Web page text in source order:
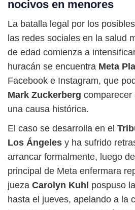
nocivos en menores
La batalla legal por los
las redes sociales en la salud
de edad comienza a
huracán se encuentra Meta
Facebook e Instagram, que
Mark Zuckerberg comparecer
una causa histórica.
El caso se desarrolla en el
Los Ángeles y ha sufrido
arrancar formalmente, luego
principal de Meta enfermara
jueza Carolyn Kuhl pospuso
hasta el jueves, apelando a la